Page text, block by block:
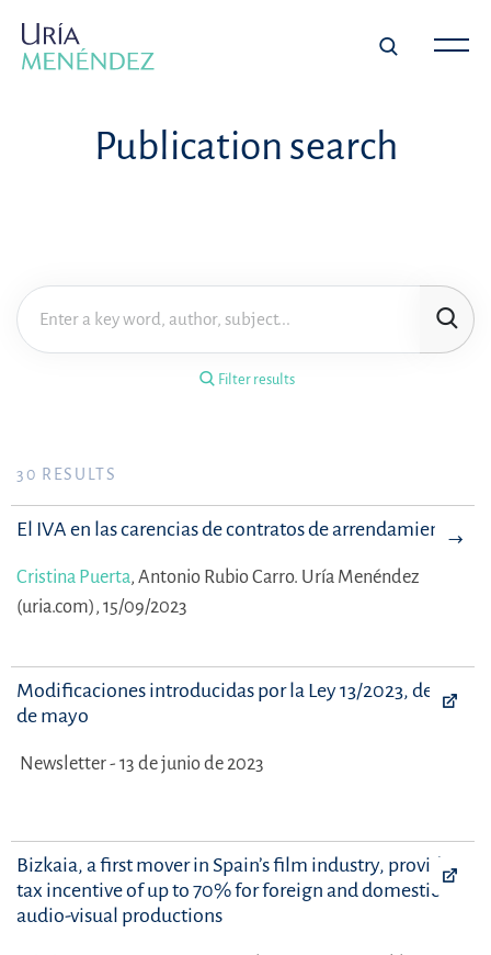
Publication search
Filter results
Filter results ×
Practice area
30 RESULTS
El IVA en las carencias de contratos de arrendamiento
Cristina Puerta, Antonio Rubio Carro. Uría Menéndez
(uria.com), 15/09/2023
Modificaciones introducidas por la Ley 13/2023, de 24
de mayo
Newsletter - 13 de junio de 2023
Bizkaia, a first mover in Spain’s film industry, provides a
tax incentive of up to 70% for foreign and domestic
audio-visual productions